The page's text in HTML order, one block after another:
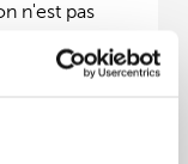
n'est pas
et les
d'une